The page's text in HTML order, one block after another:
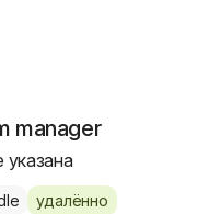
manager
указана
удалённо